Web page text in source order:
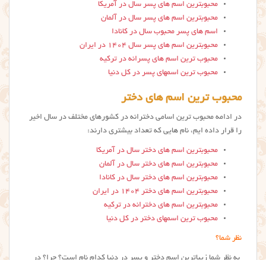
محبوبترین اسم های پسر سال در آمریکا
محبوبترین اسم های پسر سال در آلمان
اسم های پسر محبوب سال در کانادا
محبوبترین اسم های پسر سال ۱۴۰۴ در ایران
محبوب ترین اسم های پسرانه در ترکیه
محبوب ترین اسمهای پسر در کل دنیا
محبوب ترین اسم های دختر
در ادامه محبوب ترین اسامی دخترانه در کشورهای مختلف در سال اخیر
را قرار داده ایم، نام هایی که تعداد بیشتری دارند:
محبوبترین اسم های دختر سال در آمریکا
محبوبترین اسم های دختر سال در آلمان
محبوبترین اسم های دختر سال در کانادا
محبوبترین اسم های دختر ۱۴۰۴ در ایران
محبوبترین اسم های دخترانه در ترکیه
محبوب ترین اسمهای دختر در کل دنیا
نظر شما؟